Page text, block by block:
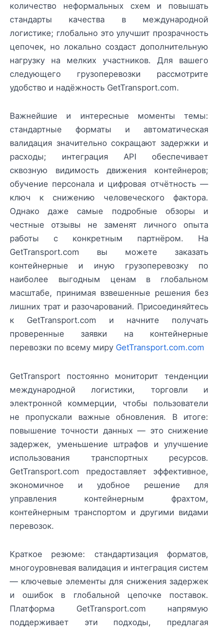
количество неформальных схем и повышать
стандарты качества в международной
логистике; глобально это улучшит прозрачность
цепочек, но локально создаст дополнительную
нагрузку на мелких участников. Для вашего
следующего грузоперевозки рассмотрите
удобство и надёжность GetTransport.com.
Важнейшие и интересные моменты темы:
стандартные форматы и автоматическая
валидация значительно сокращают задержки и
расходы; интеграция API обеспечивает
сквозную видимость движения контейнеров;
обучение персонала и цифровая отчётность —
ключ к снижению человеческого фактора.
Однако даже самые подробные обзоры и
честные отзывы не заменят личного опыта
работы с конкретным партнёром. На
GetTransport.com вы можете заказать
контейнерные и иную грузоперевозку по
наиболее выгодным ценам в глобальном
масштабе, принимая взвешенные решения без
лишних трат и разочарований. Присоединяйтесь
к GetTransport.com и начните получать
проверенные заявки на контейнерные
перевозки по всему миру GetTransport.com.com
GetTransport постоянно мониторит тенденции
международной логистики, торговли и
электронной коммерции, чтобы пользователи
не пропускали важные обновления. В итоге:
повышение точности данных — это снижение
задержек, уменьшение штрафов и улучшение
использования транспортных ресурсов.
GetTransport.com предоставляет эффективное,
экономичное и удобное решение для
управления контейнерным фрахтом,
контейнерным транспортом и другими видами
перевозок.
Краткое резюме: стандартизация форматов,
многоуровневая валидация и интеграция систем
— ключевые элементы для снижения задержек
и ошибок в глобальной цепочке поставок.
Платформа GetTransport.com напрямую
поддерживает эти подходы, предлагая